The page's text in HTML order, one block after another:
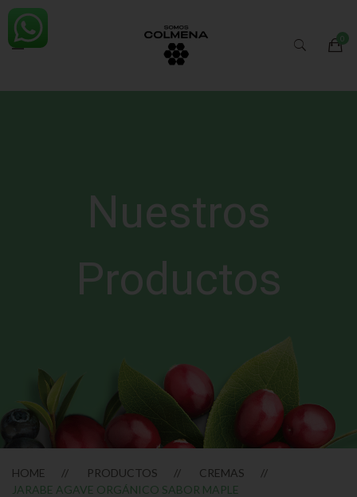
Nuestros
Productos
HOME PRODUCTOS
CREMAS
JARABE AGAVE ORGÁNICO SABOR MAPLE